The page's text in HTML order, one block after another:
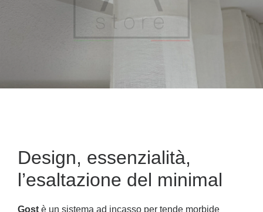
Design, essenzialità,
l’esaltazione del minimal
Gost è un sistema ad incasso per tende morbide